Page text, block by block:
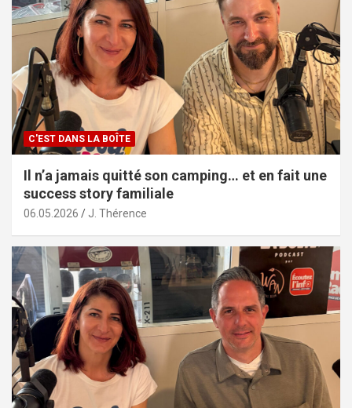
C'EST DANS LA BOÎTE
Il n’a jamais quitté son camping… et en fait une
success story familiale
06.05.2026 J. Thérence